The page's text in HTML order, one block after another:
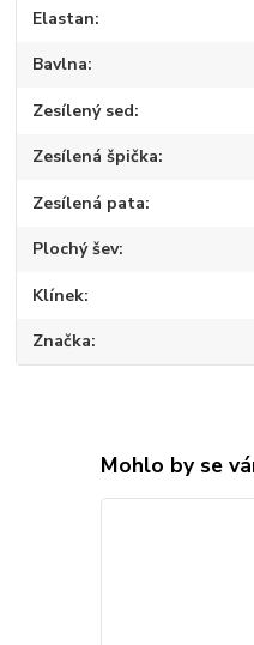
Elastan
Bavlna
Zesílený sed
Zesílená špička
Zesílená pata
Plochý šev
Klínek
Značka
Mohlo by se